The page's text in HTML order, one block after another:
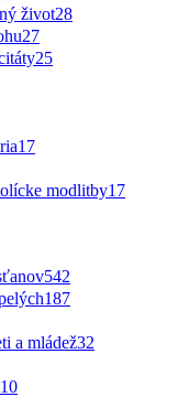
život28
27
25
17
modlitby17
542
187
a mládež32
10